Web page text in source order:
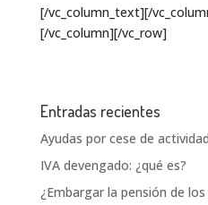
[/vc_column_text][/
[/vc_column][/vc_row]
Entradas recientes
Ayudas por cese de
IVA devengado: ¿qué es?
¿Embargar la pensión de